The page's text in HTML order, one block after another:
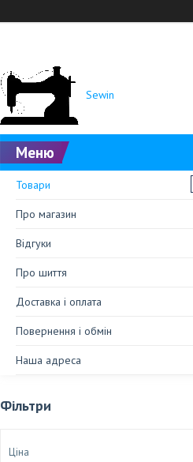
Sewin
Товари
Про магазин
Відгуки
Про шиття
Доставка і оплата
Повернення і обмін
Наша адреса
Фільтри
Ціна